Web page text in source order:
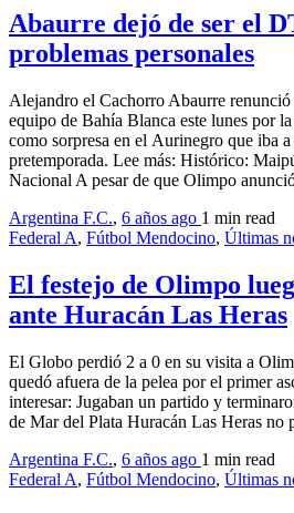
Abaurre dejó de ser el
problemas personales
Alejandro el Cachorro Abaurre
equipo de Bahía Blanca este lunes por
como sorpresa en el Aurinegro que iba
pretemporada. Lee más: Histórico:
Nacional A pesar de que Olimpo
Argentina F.C., 6 años ago 1 min read
Federal A, Fútbol Mendocino, Últimas
El festejo de Olimpo
ante Huracán Las Heras
El Globo perdió 2 a 0 en su visita a
quedó afuera de la pelea por el primer
interesar: Jugaban un partido y
de Mar del Plata Huracán Las Heras
Argentina F.C., 6 años ago 1 min read
Federal A, Fútbol Mendocino, Últimas